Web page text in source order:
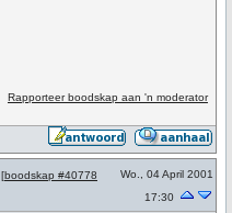
Rapporteer boodskap aan 'n moderator
[boodskap #40778
Wo., 04 April 2001
17:30